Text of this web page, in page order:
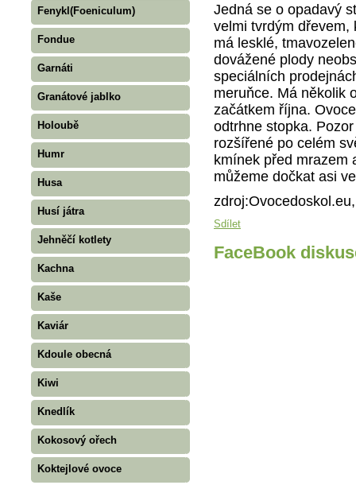
Fenykl(Foeniculum)
Fondue
Garnáti
Granátové jablko
Holoubě
Humr
Husa
Husí játra
Jehněčí kotlety
Kachna
Kaše
Kaviár
Kdoule obecná
Kiwi
Knedlík
Kokosový ořech
Koktejlové ovoce
Jedná se o opadavý
velmi tvrdým dřevem,
má lesklé,
dovážené plody
speciálních
meruňce. Má několik
začátkem října.
odtrhne stopka.
rozšířené po celém
kmínek před mrazem
můžeme dočkat asi
Sdílet
FaceBook